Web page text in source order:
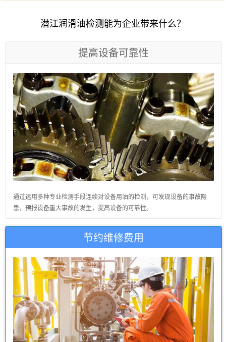
潜江润滑油检测能为企业带来什么？
提高设备可靠性
通过运用多种专业检测手段连续对设备用油的检测，可发现设备的事故隐
患，预报设备重大事故的发生，提高设备的可靠性。
节约维修费用